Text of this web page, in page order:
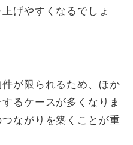
げやすくなるでしょ
が限られるため、ほか
るケースが多くなりま
ながりを築くことが重